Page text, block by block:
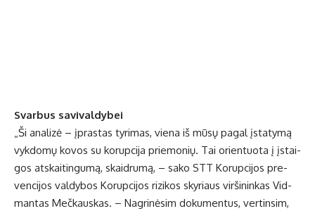
Svar­bus sa­vi­val­dy­bei
„Ši ana­li­zė – įpras­tas ty­ri­mas, vie­na iš mū­sų pa­gal įsta­ty­mą
vyk­do­mų ko­vos su ko­rup­ci­ja prie­mo­nių. Tai orien­tuo­ta į įstai­
gos at­skai­tin­gu­mą, skaid­ru­mą, – sa­ko STT Ko­rup­ci­jos pre­
ven­ci­jos val­dy­bos Ko­rup­ci­jos ri­zi­kos sky­riaus vir­ši­nin­kas Vid­
man­tas Meč­kaus­kas. – Nag­ri­nė­sim do­ku­men­tus, ver­tin­sim,